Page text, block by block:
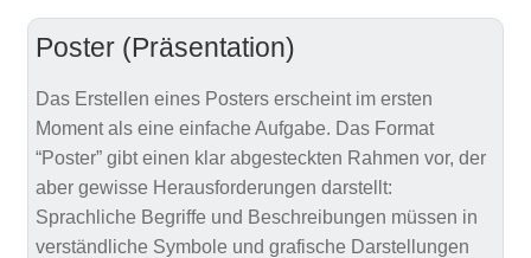
Poster (Präsentation)
Das Erstellen eines Posters erscheint im ersten
Moment als eine einfache Aufgabe. Das Format
“Poster” gibt einen klar abgesteckten Rahmen vor, der
aber gewisse Herausforderungen darstellt:
Sprachliche Begriffe und Beschreibungen müssen in
verständliche Symbole und grafische Darstellungen